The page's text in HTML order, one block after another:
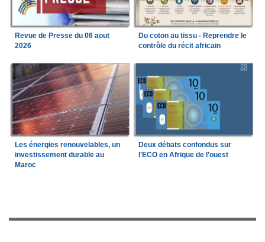
Revue de Presse du 06 aout
2026
Du coton au tissu - Reprendre le
contrôle du récit africain
Les énergies renouvelables, un
investissement durable au
Maroc
Deux débats confondus sur
l'ECO en Afrique de l'ouest